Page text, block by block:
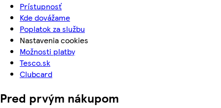
Prístupnosť
Kde dovážame
Poplatok za službu
Nastavenia cookies
Možnosti platby
Tesco.sk
Clubcard
Pred prvým nákupom